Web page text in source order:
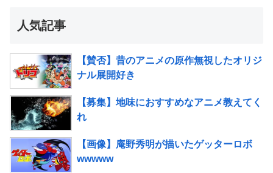
人気記事
【賛否】昔のアニメの原作無視したオリジ
ナル展開好き
【募集】地味におすすめなアニメ教えてく
れ
【画像】庵野秀明が描いたゲッターロボ
wwwww